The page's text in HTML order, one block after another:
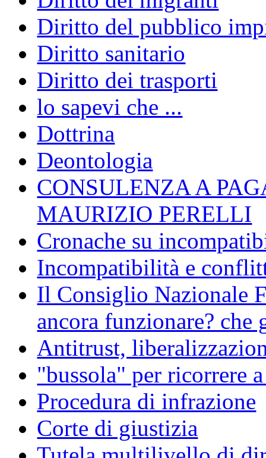
Diritto del pubblico
Diritto sanitario
Diritto dei trasporti
lo sapevi che ...
Dottrina
Deontologia
CONSULENZA A
MAURIZIO PERELLI
Cronache su
Incompatibilità e
Il Consiglio Nazionale
ancora funzionare? che
Antitrust,
"bussola" per ricorrere
Procedura di infrazione
Corte di giustizia